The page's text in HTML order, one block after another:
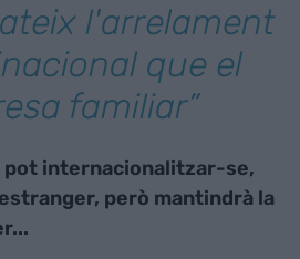
l'arrelament
que el
familiar”
pot internacionalitzar-se,
però mantindrà la